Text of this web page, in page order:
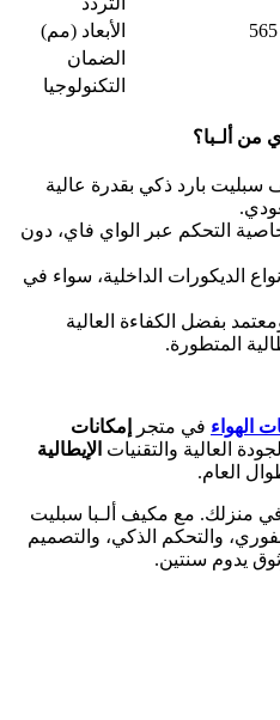
الأبعاد (مم)
الضمان
التكنولوجيا
من ألـبا؟
بارد ذكي بقدرة عالية
التحكم عبر الواي فاي، دون
الديكورات الداخلية، سواء في
بفضل الكفاءة العالية
المتطورة.
الهواء في متجر إمكانات
العالية والتقنيات الإيطالية
العام.
في منزلك. مع مكيف ألـبا سبليت
والتحكم الذكي، والتصميم
يدوم سنتين.